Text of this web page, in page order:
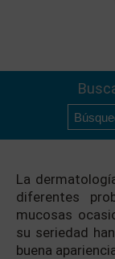
La
diferentes
mucosas
su seriedad
buena